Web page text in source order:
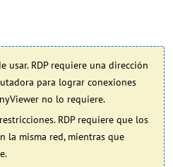
usar. RDP requiere una dirección
para lograr conexiones
no lo requiere.
RDP requiere que los
la misma red, mientras que